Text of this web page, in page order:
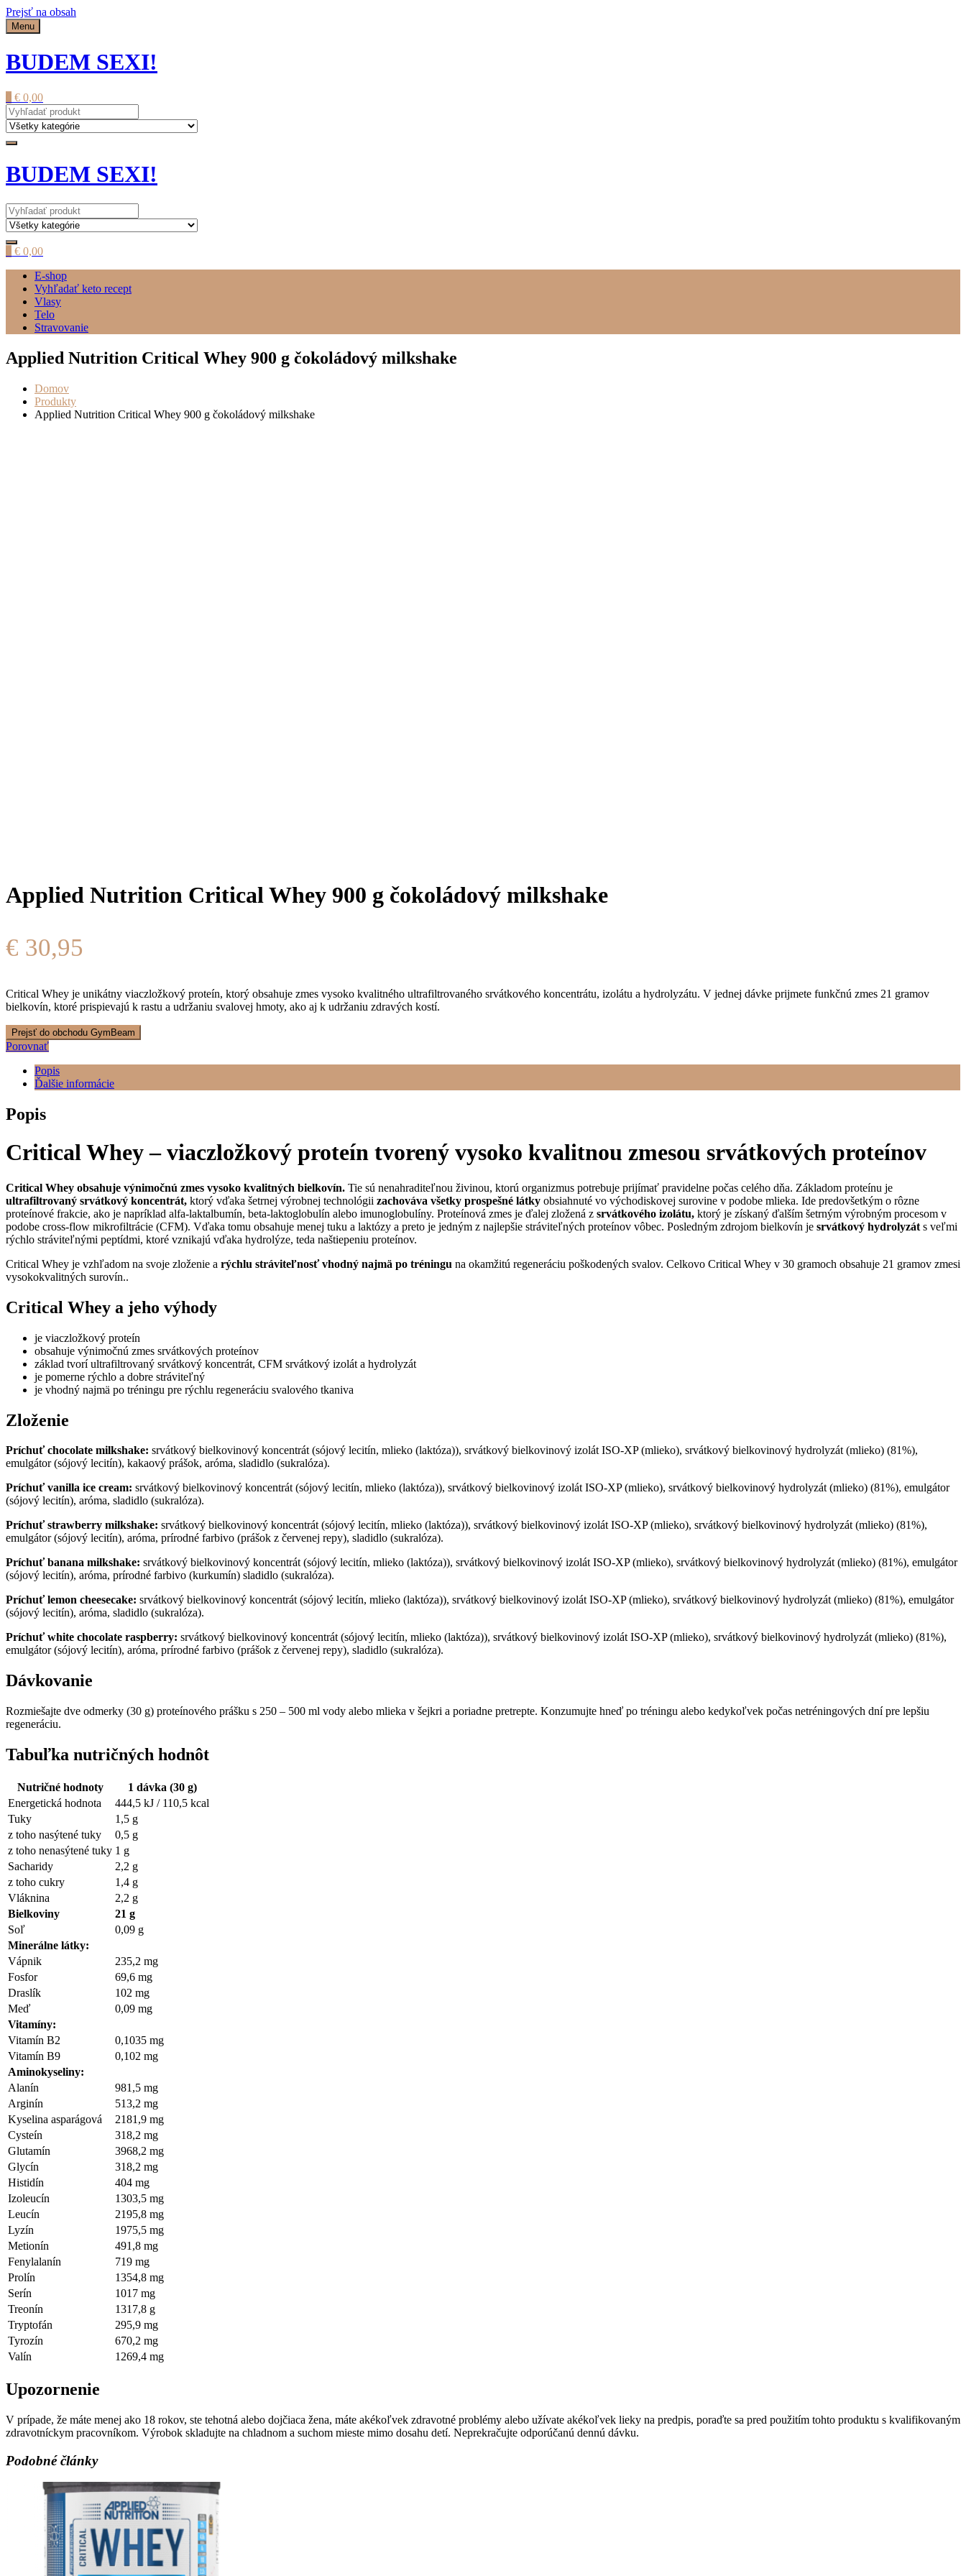
Prejsť na obsah
Menu
BUDEM SEXI!
€ 0,00
BUDEM SEXI!
€ 0,00
E-shop
Vyhľadať keto recept
Vlasy
Telo
Stravovanie
Applied Nutrition Critical Whey 900 g čokoládový milkshake
Domov
Produkty
Applied Nutrition Critical Whey 900 g čokoládový milkshake
Applied Nutrition Critical Whey 900 g čokoládový milkshake
€ 30,95
Critical Whey je unikátny viaczložkový proteín, ktorý obsahuje zmes vysoko kvalitného ultrafiltrovaného srvátkového koncentrátu, izolátu a hydrolyzátu. V jednej dávke prijmete funkčnú zmes 21 gramov
bielkovín, ktoré prispievajú k rastu a udržaniu svalovej hmoty, ako aj k udržaniu zdravých kostí.
Prejsť do obchodu GymBeam
Porovnať
Popis
Ďalšie informácie
Popis
Critical Whey – viaczložkový proteín tvorený vysoko kvalitnou zmesou srvátkových proteínov
Critical Whey obsahuje výnimočnú zmes vysoko kvalitných bielkovín. Tie sú nenahraditeľnou živinou, ktorú organizmus potrebuje prijímať pravidelne počas celého dňa. Základom proteínu je
ultrafiltrovaný srvátkový koncentrát, ktorý vďaka šetrnej výrobnej technológii zachováva všetky prospešné látky obsiahnuté vo východiskovej surovine v podobe mlieka. Ide predovšetkým o rôzne
proteínové frakcie, ako je napríklad alfa-laktalbumín, beta-laktoglobulín alebo imunoglobulíny. Proteínová zmes je ďalej zložená z srvátkového izolátu, ktorý je získaný ďalším šetrným výrobným procesom v
podobe cross-flow mikrofiltrácie (CFM). Vďaka tomu obsahuje menej tuku a laktózy a preto je jedným z najlepšie stráviteľných proteínov vôbec. Posledným zdrojom bielkovín je srvátkový hydrolyzát s veľmi
rýchlo stráviteľnými peptídmi, ktoré vznikajú vďaka hydrolýze, teda naštiepeniu proteínov.
Critical Whey je vzhľadom na svoje zloženie a rýchlu stráviteľnosť vhodný najmä po tréningu na okamžitú regeneráciu poškodených svalov. Celkovo Critical Whey v 30 gramoch obsahuje 21 gramov zmesi
vysokokvalitných surovín..
Critical Whey a jeho výhody
je viaczložkový proteín
obsahuje výnimočnú zmes srvátkových proteínov
základ tvorí ultrafiltrovaný srvátkový koncentrát, CFM srvátkový izolát a hydrolyzát
je pomerne rýchlo a dobre stráviteľný
je vhodný najmä po tréningu pre rýchlu regeneráciu svalového tkaniva
Zloženie
Príchuť chocolate milkshake: srvátkový bielkovinový koncentrát (sójový lecitín, mlieko (laktóza)), srvátkový bielkovinový izolát ISO-XP (mlieko), srvátkový bielkovinový hydrolyzát (mlieko) (81%),
emulgátor (sójový lecitín), kakaový prášok, aróma, sladidlo (sukralóza).
Príchuť vanilla ice cream: srvátkový bielkovinový koncentrát (sójový lecitín, mlieko (laktóza)), srvátkový bielkovinový izolát ISO-XP (mlieko), srvátkový bielkovinový hydrolyzát (mlieko) (81%), emulgátor
(sójový lecitín), aróma, sladidlo (sukralóza).
Príchuť strawberry milkshake: srvátkový bielkovinový koncentrát (sójový lecitín, mlieko (laktóza)), srvátkový bielkovinový izolát ISO-XP (mlieko), srvátkový bielkovinový hydrolyzát (mlieko) (81%),
emulgátor (sójový lecitín), aróma, prírodné farbivo (prášok z červenej repy), sladidlo (sukralóza).
Príchuť banana milkshake: srvátkový bielkovinový koncentrát (sójový lecitín, mlieko (laktóza)), srvátkový bielkovinový izolát ISO-XP (mlieko), srvátkový bielkovinový hydrolyzát (mlieko) (81%), emulgátor
(sójový lecitín), aróma, prírodné farbivo (kurkumín) sladidlo (sukralóza).
Príchuť lemon cheesecake: srvátkový bielkovinový koncentrát (sójový lecitín, mlieko (laktóza)), srvátkový bielkovinový izolát ISO-XP (mlieko), srvátkový bielkovinový hydrolyzát (mlieko) (81%), emulgátor
(sójový lecitín), aróma, sladidlo (sukralóza).
Príchuť white chocolate raspberry: srvátkový bielkovinový koncentrát (sójový lecitín, mlieko (laktóza)), srvátkový bielkovinový izolát ISO-XP (mlieko), srvátkový bielkovinový hydrolyzát (mlieko) (81%),
emulgátor (sójový lecitín), aróma, prírodné farbivo (prášok z červenej repy), sladidlo (sukralóza).
Dávkovanie
Rozmiešajte dve odmerky (30 g) proteínového prášku s 250 – 500 ml vody alebo mlieka v šejkri a poriadne pretrepte. Konzumujte hneď po tréningu alebo kedykoľvek počas netréningových dní pre lepšiu
regeneráciu.
Tabuľka nutričných hodnôt
Nutričné hodnoty
1 dávka (30 g)
Energetická hodnota
444,5 kJ / 110,5 kcal
Tuky
1,5 g
z toho nasýtené tuky
0,5 g
z toho nenasýtené tuky 1 g
Sacharidy
2,2 g
z toho cukry
1,4 g
Vláknina
2,2 g
Bielkoviny
21 g
Soľ
0,09 g
Minerálne látky:
Vápnik
235,2 mg
Fosfor
69,6 mg
Draslík
102 mg
Meď
0,09 mg
Vitamíny:
Vitamín B2
0,1035 mg
Vitamín B9
0,102 mg
Aminokyseliny:
Alanín
981,5 mg
Arginín
513,2 mg
Kyselina asparágová
2181,9 mg
Cysteín
318,2 mg
Glutamín
3968,2 mg
Glycín
318,2 mg
Histidín
404 mg
Izoleucín
1303,5 mg
Leucín
2195,8 mg
Lyzín
1975,5 mg
Metionín
491,8 mg
Fenylalanín
719 mg
Prolín
1354,8 mg
Serín
1017 mg
Treonín
1317,8 g
Tryptofán
295,9 mg
Tyrozín
670,2 mg
Valín
1269,4 mg
Upozornenie
V prípade, že máte menej ako 18 rokov, ste tehotná alebo dojčiaca žena, máte akékoľvek zdravotné problémy alebo užívate akékoľvek lieky na predpis, poraďte sa pred použitím tohto produktu s kvalifikovaným
zdravotníckym pracovníkom. Výrobok skladujte na chladnom a suchom mieste mimo dosahu detí. Neprekračujte odporúčanú dennú dávku.
Podobné články